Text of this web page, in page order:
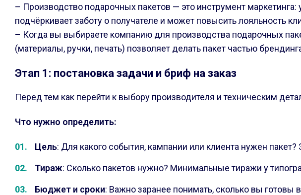
– Производство подарочных пакетов — это инструмент
подчёркивает заботу о получателе и может повысить лояльность
– Когда вы выбираете компанию для производства подарочных
(материалы, ручки, печать) позволяет делать пакет частью
Этап 1: постановка задачи и бриф на заказ
Перед тем как перейти к выбору производителя и техническим
Что нужно определить:
Цель: Для какого события, кампании или клиента нужен
Тираж: Сколько пакетов нужно? Минимальные тиражи у
Бюджет и сроки: Важно заранее понимать, сколько вы